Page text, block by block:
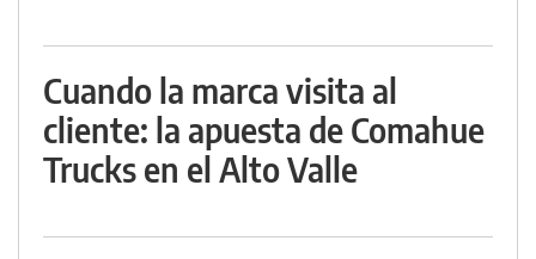
Cuando la marca visita al
cliente: la apuesta de Comahue
Trucks en el Alto Valle